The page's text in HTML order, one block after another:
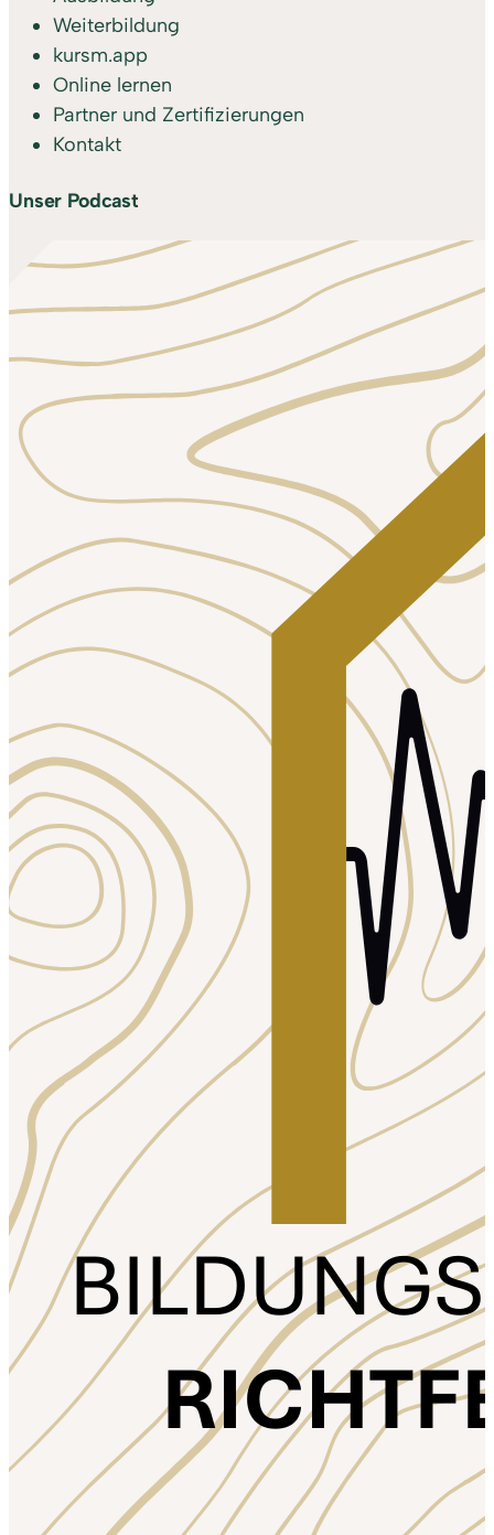
Weiterbildung
kursm.app
Online lernen
Partner und Zertifizierungen
Kontakt
Unser Podcast